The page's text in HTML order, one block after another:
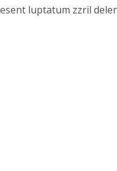
luptatum zzril